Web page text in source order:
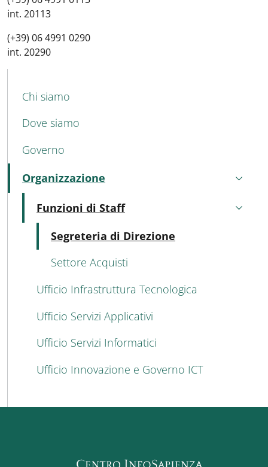
int. 20113
(+39) 06 4991 0290
int. 20290
MAIN NAVIGATION
Chi siamo
Dove siamo
Governo
Organizzazione
Attivo
Funzioni di Staff
Attivo
Segreteria di Direzione
Settore Acquisti
Ufficio Infrastruttura Tecnologica
Ufficio Servizi Applicativi
Ufficio Servizi Informatici
Ufficio Innovazione e Governo ICT